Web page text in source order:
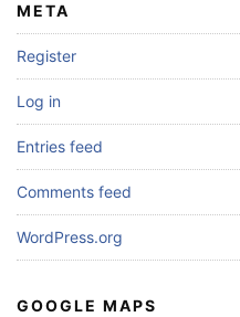
META
Register
Log in
Entries feed
Comments feed
WordPress.org
GOOGLE MAPS